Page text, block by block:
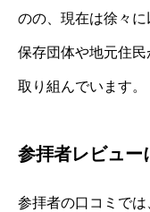
のの、現在は徐々に
保存団体や地元住
取り組んでいます。
参拝者レビュー
参拝者の口コミでは